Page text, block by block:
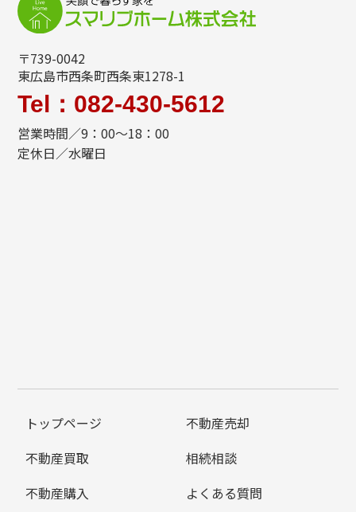
〒739-0042
東広島市西条町西条東1278-1
Tel：082-430-5612
営業時間／9：00～18：00
定休日／水曜日
トップページ
不動産売却
不動産買取
相続相談
不動産購入
よくある質問